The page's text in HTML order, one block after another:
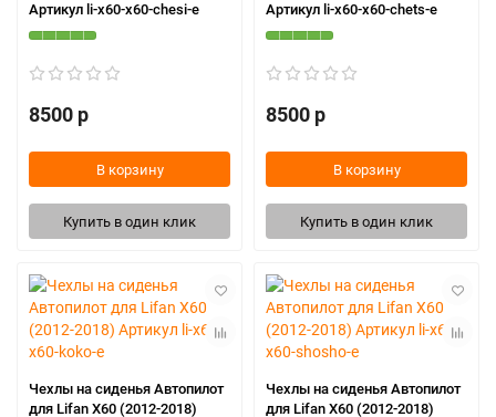
Артикул li-x60-x60-chesi-e
8500 р
В корзину
Купить в один клик
Артикул li-x60-x60-chets-e
8500 р
В корзину
Купить в один клик
Чехлы на сиденья Автопилот
для Lifan X60 (2012-2018)
Чехлы на сиденья Автопилот
для Lifan X60 (2012-2018)